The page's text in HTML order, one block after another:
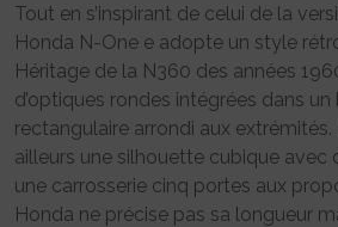
Tout en s’inspirant de celui de la
Honda N-One e adopte un style
Héritage de la N360 des années
d’optiques rondes intégrées dans
rectangulaire arrondi aux
ailleurs une silhouette cubique avec
une carrosserie cinq portes aux
Honda ne précise pas sa longueur